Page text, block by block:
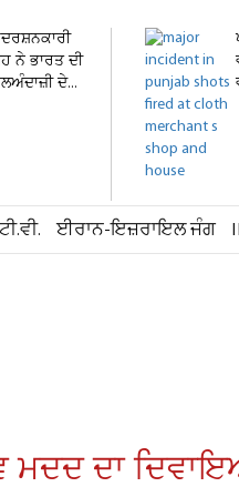
ਨੇ ਭਾਰਤ ਦੀ
ਦੇ...
ਈਰਾਨ-ਇਜ਼ਰਾਇਲ ਜੰਗ
ਦਾ